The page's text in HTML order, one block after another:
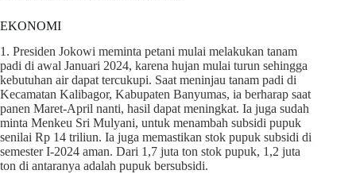
EKONOMI
1. Presiden Jokowi meminta petani mulai melakukan tanam
padi di awal Januari 2024, karena hujan mulai turun sehingga
kebutuhan air dapat tercukupi. Saat meninjau tanam padi di
Kecamatan Kalibagor, Kabupaten Banyumas, ia berharap saat
panen Maret-April nanti, hasil dapat meningkat. Ia juga sudah
minta Menkeu Sri Mulyani, untuk menambah subsidi pupuk
senilai Rp 14 triliun. Ia juga memastikan stok pupuk subsidi di
semester I-2024 aman. Dari 1,7 juta ton stok pupuk, 1,2 juta
ton di antaranya adalah pupuk bersubsidi.